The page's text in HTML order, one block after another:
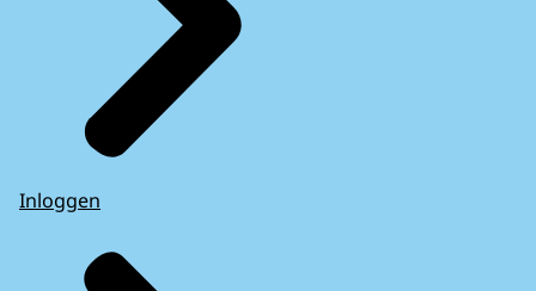
Inloggen